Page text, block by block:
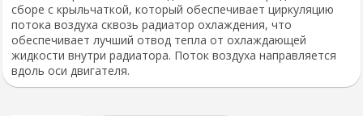
сборе с крыльчаткой, который обеспечивает циркуляцию
потока воздуха сквозь радиатор охлаждения, что
обеспечивает лучший отвод тепла от охлаждающей
жидкости внутри радиатора. Поток воздуха направляется
вдоль оси двигателя.